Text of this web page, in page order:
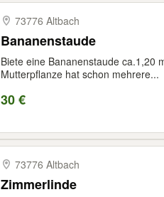
73776 Altbach
Bananenstaude
Biete eine Bananenstaude ca.1,20
Mutterpflanze hat schon mehrere...
30 €
73776 Altbach
Zimmerlinde